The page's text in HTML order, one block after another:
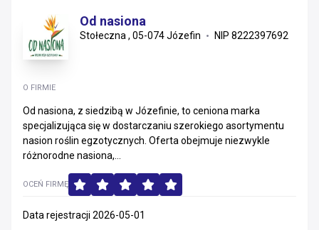
Od nasiona
Stołeczna , 05-074 Józefin NIP 8222397692
O FIRMIE
Od nasiona, z siedzibą w Józefinie, to ceniona marka
specjalizująca się w dostarczaniu szerokiego asortymentu
nasion roślin egzotycznych. Oferta obejmuje niezwykle
różnorodne nasiona,...
OCEŃ FIRMĘ
Data rejestracji 2026-05-01